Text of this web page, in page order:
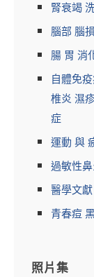
腎衰竭
腦部 腦
腸 胃 消
自體免
椎炎 濕
症
運動 與
過敏性
醫學文獻
青春痘
照片集